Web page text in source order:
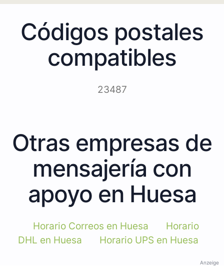
Códigos postales
compatibles
23487
Otras empresas de
mensajería con
apoyo en Huesa
Horario Correos en Huesa
Horario
DHL en Huesa
Horario UPS en Huesa
Anzeige